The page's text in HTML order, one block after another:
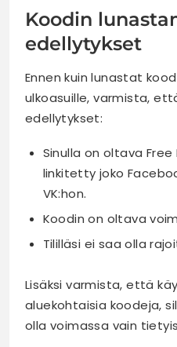
Koodin
edellytykset
Ennen kuin lunastat
ulkoasuille, varmista,
edellytykset:
Sinulla on oltava Free
linkitetty joko
VK:hon.
Koodin on oltava
Tililläsi ei saa olla
Lisäksi varmista, että
aluekohtaisia koodeja,
olla voimassa vain